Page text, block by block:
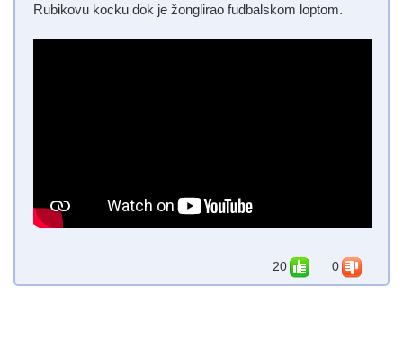
Rubikovu kocku dok je žonglirao fudbalskom loptom.
20 0